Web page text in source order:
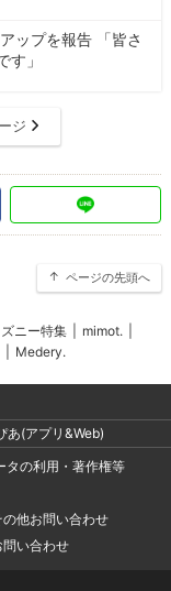
ップを報告 「皆さ
す」
ジ
ページの先頭へ
ニー特集 mimot.
Medery.
あ(アプリ&Web)
タの利用・著作権等
他お問い合わせ
い合わせ